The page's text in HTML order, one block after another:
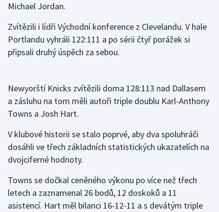
Parasport
Plavání
Plážový volejbal
Rychlobruslení
Rychlostní kanoistika
Short track
Sportovní střelba
Stolní tenis
Michael Jordan.
Zvítězili i lídři Východní konference z Clevelandu. V hale
Portlandu vyhráli 122:111 a po sérii čtyř porážek si
připsali druhý úspěch za sebou.
Newyorští Knicks zvítězili doma 128:113 nad Dallasem
a zásluhu na tom měli autoři triple doublu Karl-Anthony
Towns a Josh Hart.
V klubové historii se stalo poprvé, aby dva spoluhráči
dosáhli ve třech základních statistických ukazatelích na
dvojciferné hodnoty.
Towns se dočkal ceněného výkonu po více než třech
letech a zaznamenal 26 bodů, 12 doskoků a 11
asistencí. Hart měl bilanci 16-12-11 a s devátým triple